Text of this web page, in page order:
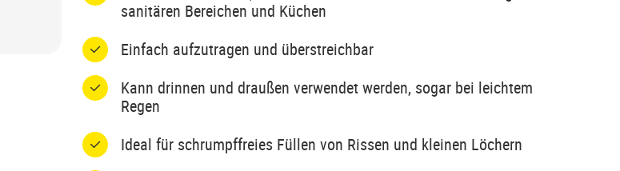
sanitären Bereichen und Küchen
Einfach aufzutragen und überstreichbar
Kann drinnen und draußen verwendet werden, sogar bei leichtem
Regen
Ideal für schrumpffreies Füllen von Rissen und kleinen Löchern